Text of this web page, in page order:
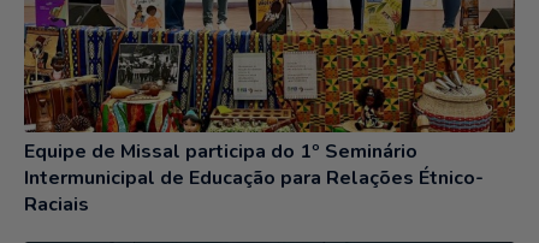
Equipe de Missal participa do 1º Seminário
Intermunicipal de Educação para Relações Étnico-
Raciais